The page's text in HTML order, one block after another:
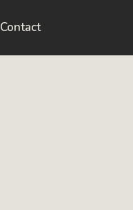
Contact